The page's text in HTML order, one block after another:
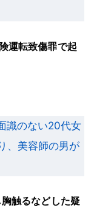
運転致傷罪で起
触るなどした疑